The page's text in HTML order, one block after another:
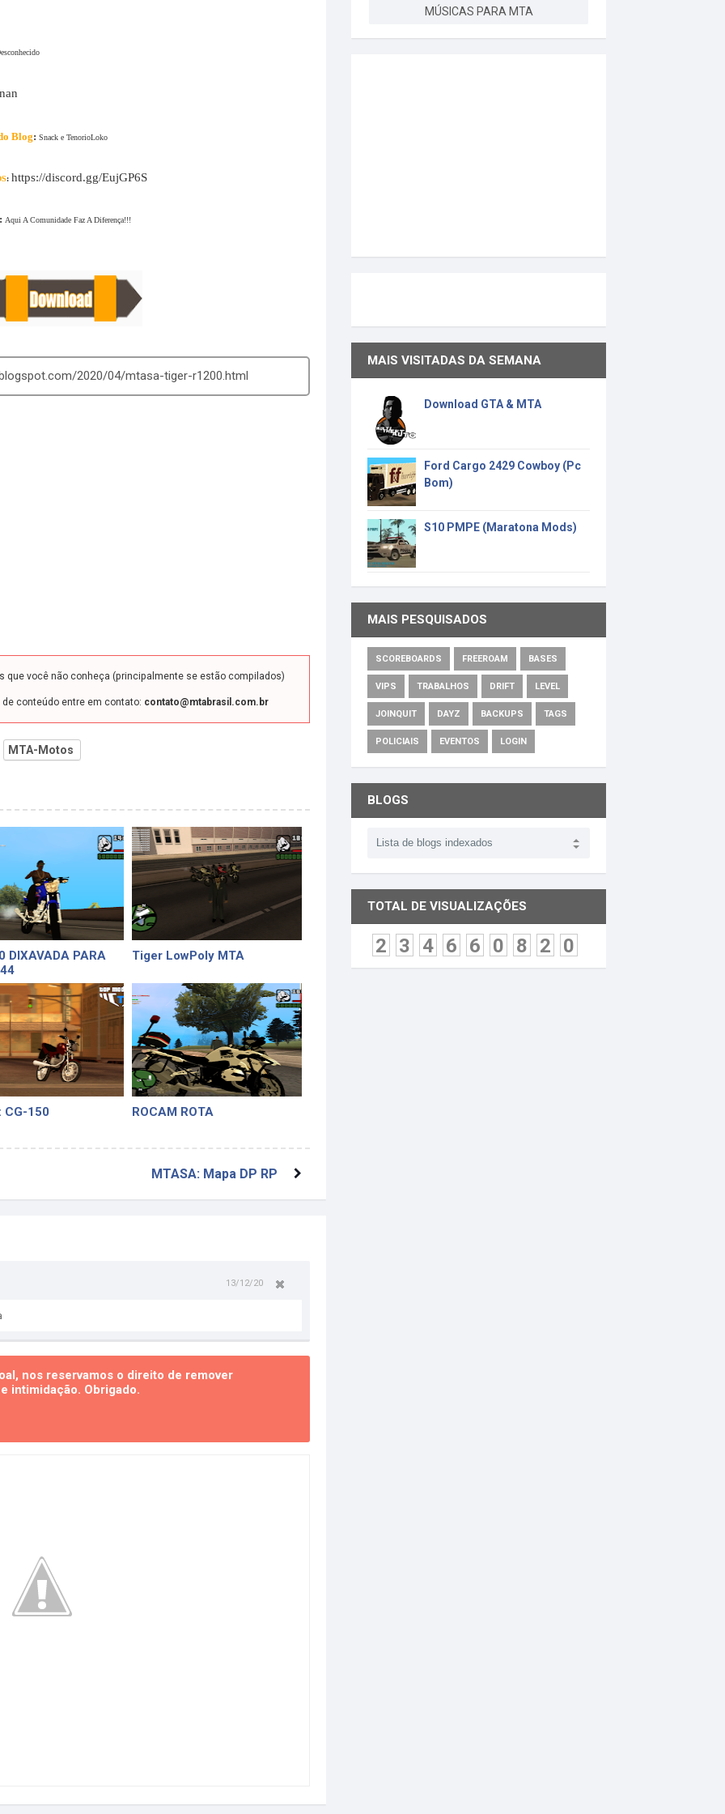
Blog: Snack e TenorioLoko
: https://discord.gg/EujGP6S
: Aqui A Comunidade Faz A Diferença!!!
2020/04/mtasa-tiger-r1200.html
que você não conheça (principalmente se estão compilados)
conteúdo entre em contato: contato@mtabrasil.com.br
MTA-Motos
DIXAVADA PARA
Tiger LowPoly MTA
CG-150 ROCAM ROTA
MTASA: Mapa DP RP
13/12/20
nos reservamos o direito de remover
intimidação. Obrigado.
MÚSICAS PARA MTA
MAIS VISITADAS DA SEMANA
Download GTA & MTA
Ford Cargo 2429 Cowboy (Pc
Bom)
S10 PMPE (Maratona Mods)
MAIS PESQUISADOS
SCOREBOARDS FREEROAM BASES
VIPS TRABALHOS DRIFT LEVEL
JOINQUIT DAYZ BACKUPS TAGS
POLICIAIS EVENTOS LOGIN
BLOGS
TOTAL DE VISUALIZAÇÕES
2 3 4 6 6 0 8 2 0